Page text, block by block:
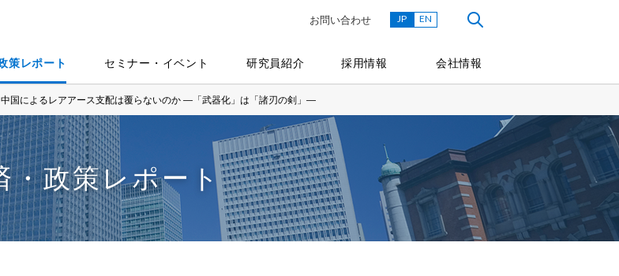
策レポート セミナー・イベント 研究員紹介 採用情報 会社情報
お問い合わせ JP EN
中国によるレアアース支配は覆らないのか ―「武器化」は「諸刃の剣」―
・政策レポート